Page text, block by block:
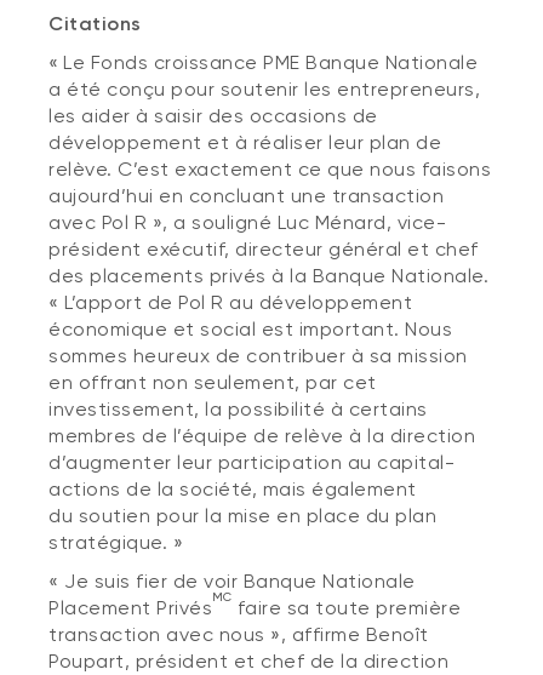
Citations
« Le Fonds croissance PME Banque Nationale
a été conçu pour soutenir les entrepreneurs,
les aider à saisir des occasions de
développement et à réaliser leur plan de
relève. C’est exactement ce que nous faisons
aujourd’hui en concluant une transaction
avec Pol R », a souligné Luc Ménard, vice-
président exécutif, directeur général et chef
des placements privés à la Banque Nationale.
« L’apport de Pol R au développement
économique et social est important. Nous
sommes heureux de contribuer à sa mission
en offrant non seulement, par cet
investissement, la possibilité à certains
membres de l’équipe de relève à la direction
d’augmenter leur participation au capital-
actions de la société, mais également
du soutien pour la mise en place du plan
stratégique. »
« Je suis fier de voir Banque Nationale
Placement PrivésMC faire sa toute première
transaction avec nous », affirme Benoît
Poupart, président et chef de la direction